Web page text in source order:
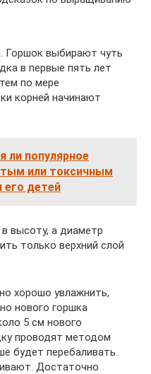
Горшок выбирают чуть
в первые пять лет
по мере
корней начинают
ли популярное
или токсичным
его детей
высоту, а диаметр
только верхний слой
хорошо увлажнить,
нового горшка
5 см нового
проводят методом
будет перебаливать.
Достаточно